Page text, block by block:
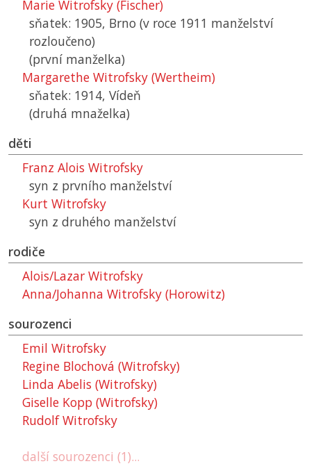
Marie Witrofsky (Fischer)
sňatek: 1905, Brno (v roce 1911 manželství
rozloučeno)
(první manželka)
Margarethe Witrofsky (Wertheim)
sňatek: 1914, Vídeň
(druhá mnaželka)
děti
Franz Alois Witrofsky
syn z prvního manželství
Kurt Witrofsky
syn z druhého manželství
rodiče
Alois/Lazar Witrofsky
Anna/Johanna Witrofsky (Horowitz)
sourozenci
Emil Witrofsky
Regine Blochová (Witrofsky)
Linda Abelis (Witrofsky)
Giselle Kopp (Witrofsky)
Rudolf Witrofsky
další sourozenci (1)...